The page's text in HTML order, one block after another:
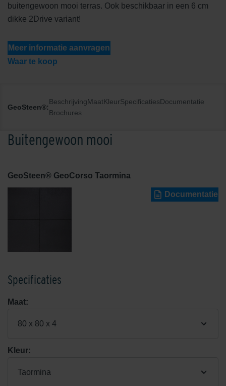
buitengewoon mooi terras. Ook beschikbaar in een 6 cm
dikke 2Drive variant!
Meer informatie aanvragen
Waar te koop
GeoSteen®:
BeschrijvingMaatKleurSpecificatiesDocumentatie
Brochures
Buitengewoon mooi
GeoSteen® GeoCorso Taormina
Documentatie
Specificaties
Maat:
80 x 80 x 4
Kleur:
Taormina